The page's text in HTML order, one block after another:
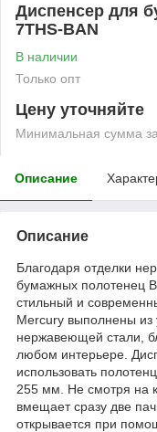
Диспенсер для
7THS-BAN
В наличии
Только опт
Цену уточняйте
Минимальная сумма
Описание
Описание
Благодаря отделки
бумажных полотенец
стильный и
Mercury выполнены из
нержавеющей стали,
любом интерьере.
использовать
255 мм. Не смотря на
вмещает сразу две
открывается при